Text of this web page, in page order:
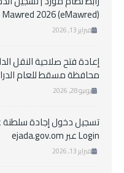
Mawred 2026 (eMawred)
فبراير 13, 2026
إعادة فتح صلاحية النقل
محافظة مسقط للعام الدراسي 2026
يونيو 28, 2026
Login عبر ejada.gov.om
فبراير 13, 2026